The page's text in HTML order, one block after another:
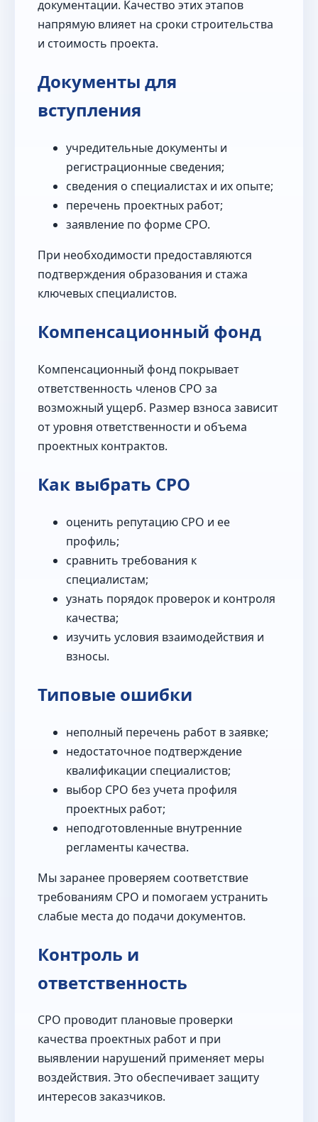
документации. Качество этих этапов
напрямую влияет на сроки строительства
и стоимость проекта.
Документы для
вступления
учредительные документы и
регистрационные сведения;
сведения о специалистах и их опыте;
перечень проектных работ;
заявление по форме СРО.
При необходимости предоставляются
подтверждения образования и стажа
ключевых специалистов.
Компенсационный фонд
Компенсационный фонд покрывает
ответственность членов СРО за
возможный ущерб. Размер взноса зависит
от уровня ответственности и объема
проектных контрактов.
Как выбрать СРО
оценить репутацию СРО и ее
профиль;
сравнить требования к
специалистам;
узнать порядок проверок и контроля
качества;
изучить условия взаимодействия и
взносы.
Типовые ошибки
неполный перечень работ в заявке;
недостаточное подтверждение
квалификации специалистов;
выбор СРО без учета профиля
проектных работ;
неподготовленные внутренние
регламенты качества.
Мы заранее проверяем соответствие
требованиям СРО и помогаем устранить
слабые места до подачи документов.
Контроль и
ответственность
СРО проводит плановые проверки
качества проектных работ и при
выявлении нарушений применяет меры
воздействия. Это обеспечивает защиту
интересов заказчиков.